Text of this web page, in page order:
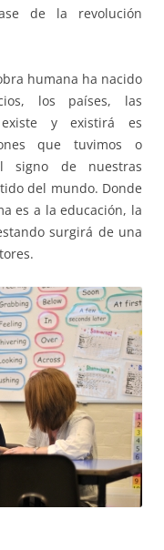
de la revolución
humana ha nacido
los países, las
y existirá es
que tuvimos o
signo de nuestras
del mundo. Donde
es a la educación, la
surgirá de una